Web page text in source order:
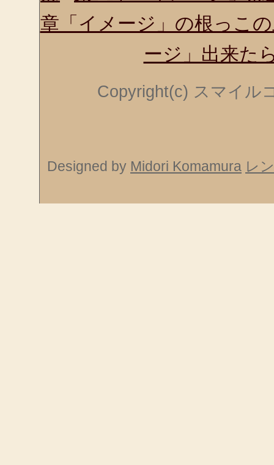
章「イメージ」の根っこ
ージ」出来た
Copyright(c) スマイル
Designed by Midori Komamura レ